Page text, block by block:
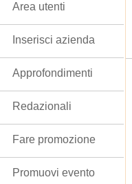
Area utenti
Inserisci azienda
Approfondimenti
Redazionali
Fare promozione
Promuovi evento